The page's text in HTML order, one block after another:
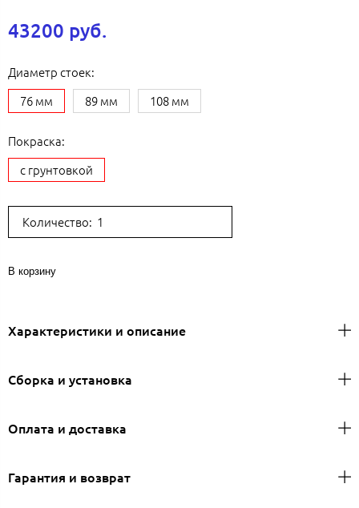
43200 руб.
Диаметр стоек:
76 мм
89 мм 108 мм
Покраска:
с грунтовкой
Количество:
В корзину
Характеристики и описание
Сборка и установка
Оплата и доставка
Гарантия и возврат